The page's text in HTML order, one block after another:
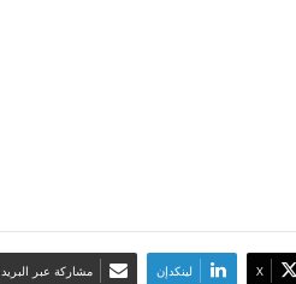
‫X لينكدإن مشاركة عبر البريد